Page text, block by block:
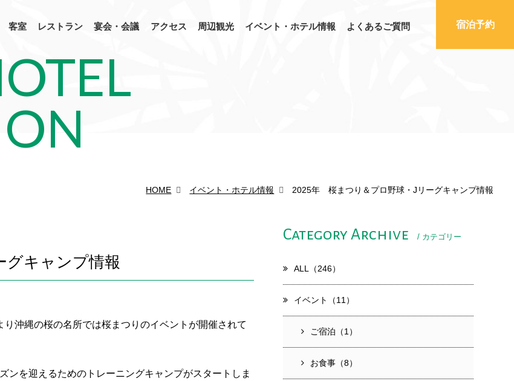
客室 レストラン 宴会・会議 アクセス 周辺観光 イベント・ホテル情報 よくあるご質問 宿泊予約
HOME イベント・ホテル情報 2025年 桜まつり＆プロ野球・Jリーグキャンプ情報
キャンプ情報
り沖縄の桜の名所では桜まつりのイベントが開催されて
ンを迎えるためのトレーニングキャンプがスタートしま
Category Archive / カテゴリー
ALL（246）
イベント（11）
ご宿泊（1）
お食事（8）